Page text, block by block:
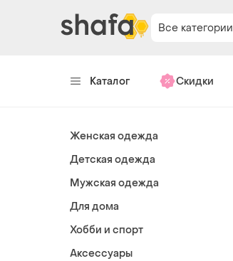
Все категории
Каталог Скидки
Женская одежда
Детская одежда
Мужская одежда
Для дома
Хобби и спорт
Аксессуары